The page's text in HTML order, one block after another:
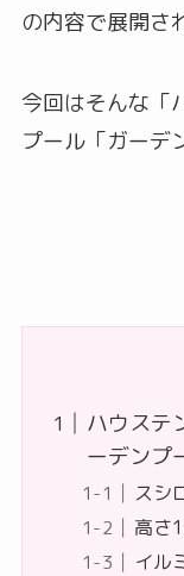
の内容で展開さ
今回はそんな「
プール「ガーデ
ハウステ
ーデンプ
スシ
高さ
イル